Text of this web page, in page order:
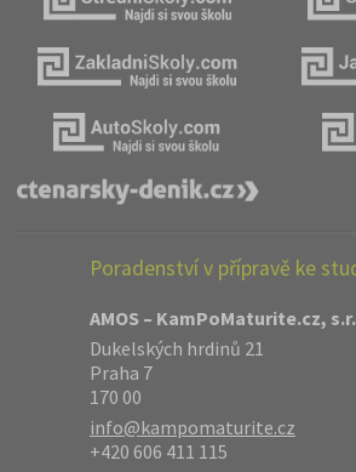
Poradenství v přípravě ke
AMOS – KamPoMaturite.cz,
Dukelských hrdinů 21
Praha 7
170 00
info@kampomaturite.cz
+420 606 411 115